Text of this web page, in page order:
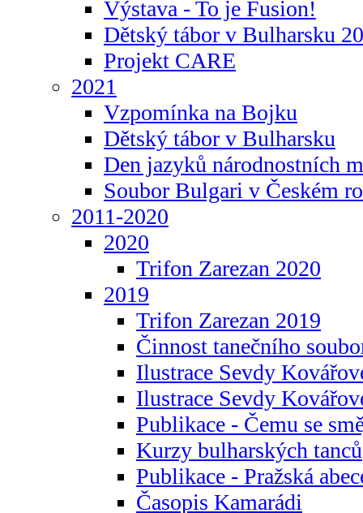
Výstava - To je Fusion!
Dětský tábor v Bulharsku
Projekt CARE
2021
Vzpomínka na Bojku
Dětský tábor v Bulharsku
Den jazyků národnostních
Soubor Bulgari v Českém
2011-2020
2020
Trifon Zarezan 2020
2019
Trifon Zarezan 2019
Činnost tanečního
Ilustrace Sevdy
Ilustrace Sevdy
Publikace - Čemu se
Kurzy bulharských tanců
Publikace - Pražská
Časopis Kamarádi